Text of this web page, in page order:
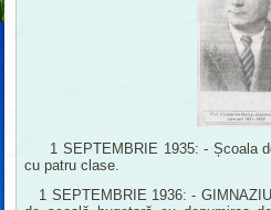
1 SEPTEMBRIE 1935: - Școala
cu patru clase.
1 SEPTEMBRIE 1936: -